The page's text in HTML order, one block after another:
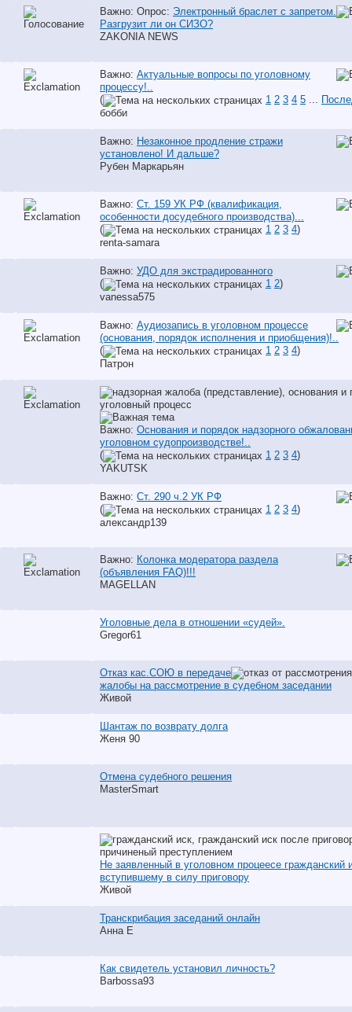
Важно: Опрос: Электронный браслет с запретом.
Разгрузит ли он СИЗО?
ZAKONIA NEWS
Важно: Актуальные вопросы по уголовному
процессу!..
(
1 2 3 4 5 ...
бобби
Важно: Незаконное продление стражи
установлено! И дальше?
Рубен Маркарьян
Важно: Ст. 159 УК РФ (квалификация,
особенности досудебного производства)...
(
1 2 3 4)
renta-samara
Важно: УДО для экстрадированного
(
1 2)
vanessa575
Важно: Аудиозапись в уголовном процессе
(основания, порядок исполнения и приобщения)!..
(
1 2 3 4)
Патрон
Важно: Основания и порядок надзорного
уголовном судопроизводстве!..
(
1 2 3 4)
YAKUTSK
Важно: Ст. 290 ч.2 УК РФ
(
1 2 3 4)
александр139
Важно: Колонка модератора раздела
(объявления FAQ)!!!
MAGELLAN
Уголовные дела в отношении «судей».
Gregor61
Отказ кас.СОЮ в передаче
жалобы на рассмотрение в судебном заседании
Живой
Шантаж по возврату долга
Женя 90
Отмена судебного решения
MasterSmart
Не заявленный в уголовном процеесе гражданский
вступившему в силу приговору
Живой
Транскрибация заседаний онлайн
Анна Е
Как свидетель установил личность?
Barbossa93